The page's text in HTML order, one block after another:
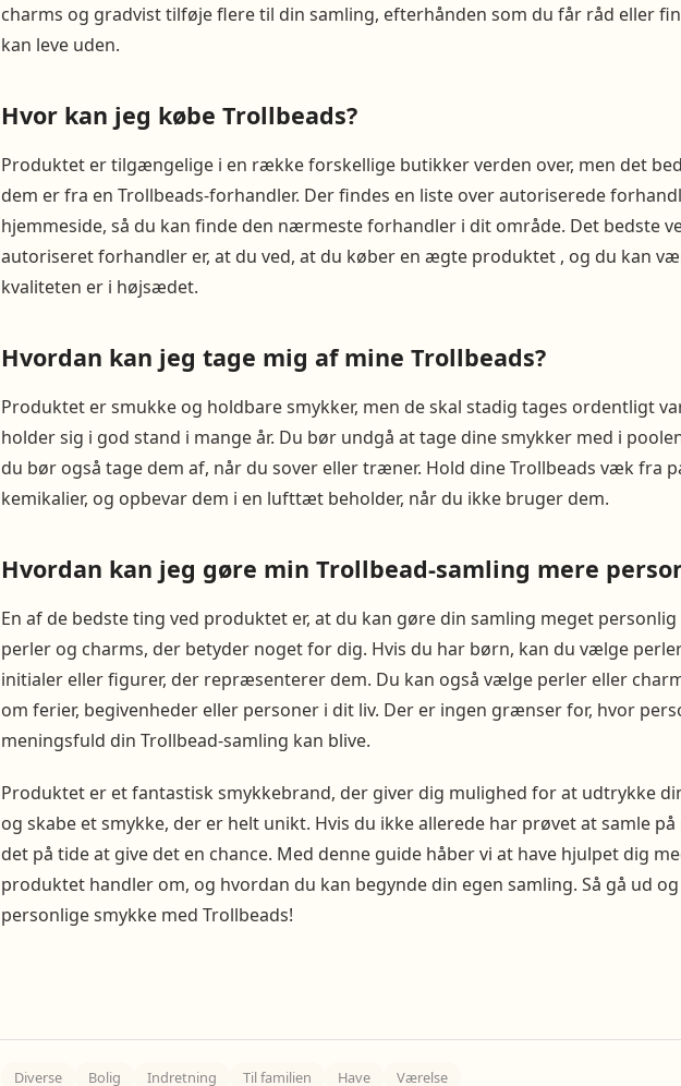
charms og gradvist tilføje flere til din samling, efterhånden som du får råd eller
kan leve uden.
Hvor kan jeg købe Trollbeads?
Produktet er tilgængelige i en række forskellige butikker verden over, men det
dem er fra en Trollbeads-forhandler. Der findes en liste over autoriserede
hjemmeside, så du kan finde den nærmeste forhandler i dit område. Det bedste
autoriseret forhandler er, at du ved, at du køber en ægte produktet , og du kan
kvaliteten er i højsædet.
Hvordan kan jeg tage mig af mine Trollbeads?
Produktet er smukke og holdbare smykker, men de skal stadig tages ordentligt
holder sig i god stand i mange år. Du bør undgå at tage dine smykker med i
du bør også tage dem af, når du sover eller træner. Hold dine Trollbeads væk fra
kemikalier, og opbevar dem i en lufttæt beholder, når du ikke bruger dem.
Hvordan kan jeg gøre min Trollbead-samling mere
En af de bedste ting ved produktet er, at du kan gøre din samling meget
perler og charms, der betyder noget for dig. Hvis du har børn, kan du vælge
initialer eller figurer, der repræsenterer dem. Du kan også vælge perler eller
om ferier, begivenheder eller personer i dit liv. Der er ingen grænser for, hvor
meningsfuld din Trollbead-samling kan blive.
Produktet er et fantastisk smykkebrand, der giver dig mulighed for at udtrykke
og skabe et smykke, der er helt unikt. Hvis du ikke allerede har prøvet at samle
det på tide at give det en chance. Med denne guide håber vi at have hjulpet dig
produktet handler om, og hvordan du kan begynde din egen samling. Så gå ud
personlige smykke med Trollbeads!
Diverse Bolig Indretning Til familien Have Værelse